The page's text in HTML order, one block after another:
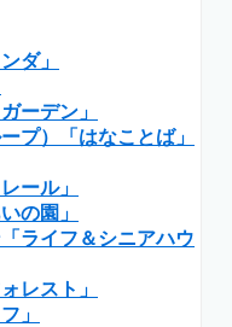
ダ」
ーデン」
プ）「はなことば」
ール」
の園」
ライフ＆シニアハウ
レスト」
」